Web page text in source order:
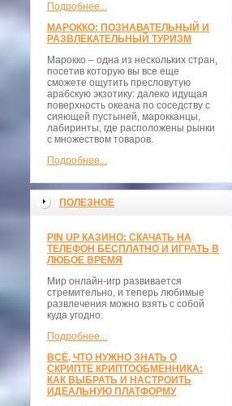
Подробнее...
МАРОККО: ПОЗНАВАТЕЛЬНЫЙ И
РАЗВЛЕКАТЕЛЬНЫЙ ТУРИЗМ
Марокко – одна из нескольких стран,
посетив которую вы все еще
сможете ощутить пресловутую
арабскую экзотику: далеко идущая
поверхность океана по соседству с
сияющей пустыней, марокканцы,
лабиринты, где расположены рынки
с множеством товаров.
Подробнее...
ПОЛЕЗНОЕ
PIN UP КАЗИНО: СКАЧАТЬ НА
ТЕЛЕФОН БЕСПЛАТНО И ИГРАТЬ В
ЛЮБОЕ ВРЕМЯ
Мир онлайн-игр развивается
стремительно, и теперь любимые
развлечения можно взять с собой
куда угодно.
Подробнее...
ВСЁ, ЧТО НУЖНО ЗНАТЬ О
СКРИПТЕ КРИПТООБМЕННИКА:
КАК ВЫБРАТЬ И НАСТРОИТЬ
ИДЕАЛЬНУЮ ПЛАТФОРМУ